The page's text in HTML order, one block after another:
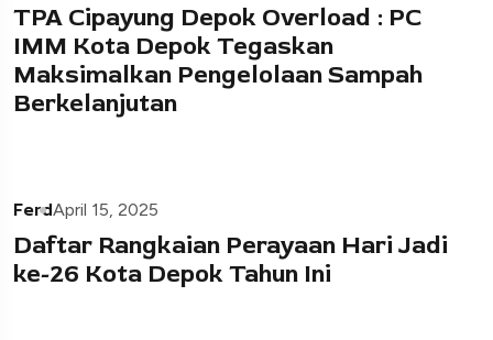
TPA Cipayung Depok Overload : PC
IMM Kota Depok Tegaskan
Maksimalkan Pengelolaan Sampah
Berkelanjutan
FerdApril 15, 2025
Daftar Rangkaian Perayaan Hari Jadi
ke-26 Kota Depok Tahun Ini